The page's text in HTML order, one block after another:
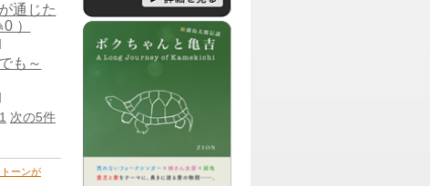
通じた
）
も～
次の5件
ーンが
パーソナリティ：
UMEによる、政治・経済、エンターテイ
ンメントからスポーツまでの、様々な数
パーソナリティ：中村3姉妹
妹がお届けする、女子力を身につけるた
めの、ガールズ奮闘番組です。